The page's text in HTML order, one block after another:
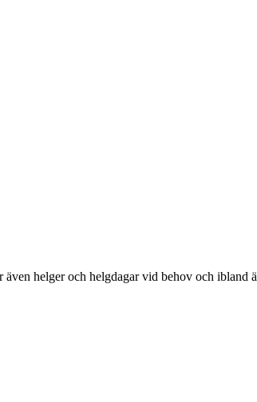
helger och helgdagar vid behov och